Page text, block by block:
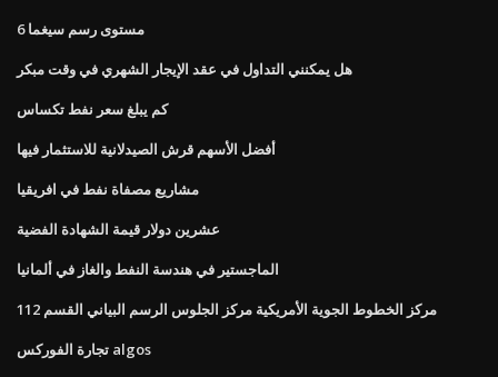
6 مستوى رسم سيغما
هل يمكنني التداول في عقد الإيجار الشهري في وقت مبكر
كم يبلغ سعر نفط تكساس
أفضل الأسهم قرش الصيدلانية للاستثمار فيها
مشاريع مصفاة نفط في افريقيا
عشرين دولار قيمة الشهادة الفضية
الماجستير في هندسة النفط والغاز في ألمانيا
مركز الخطوط الجوية الأمريكية مركز الجلوس الرسم البياني القسم 112
تجارة الفوركس algos